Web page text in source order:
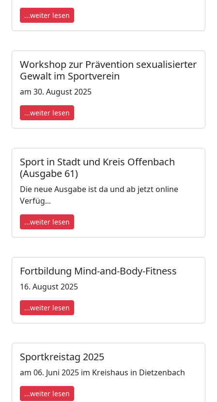
...weiter lesen
Workshop zur Prävention sexualisierter
Gewalt im Sportverein
am 30. August 2025
...weiter lesen
Sport in Stadt und Kreis Offenbach
(Ausgabe 61)
Die neue Ausgabe ist da und ab jetzt online
Verfüg...
...weiter lesen
Fortbildung Mind-and-Body-Fitness
16. August 2025
...weiter lesen
Sportkreistag 2025
am 06. Juni 2025 im Kreishaus in Dietzenbach
...weiter lesen